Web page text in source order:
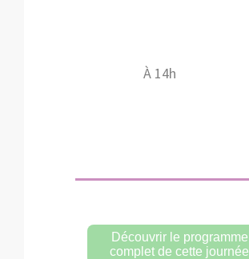
À 14h
Découvrir le programme
complet de cette journée